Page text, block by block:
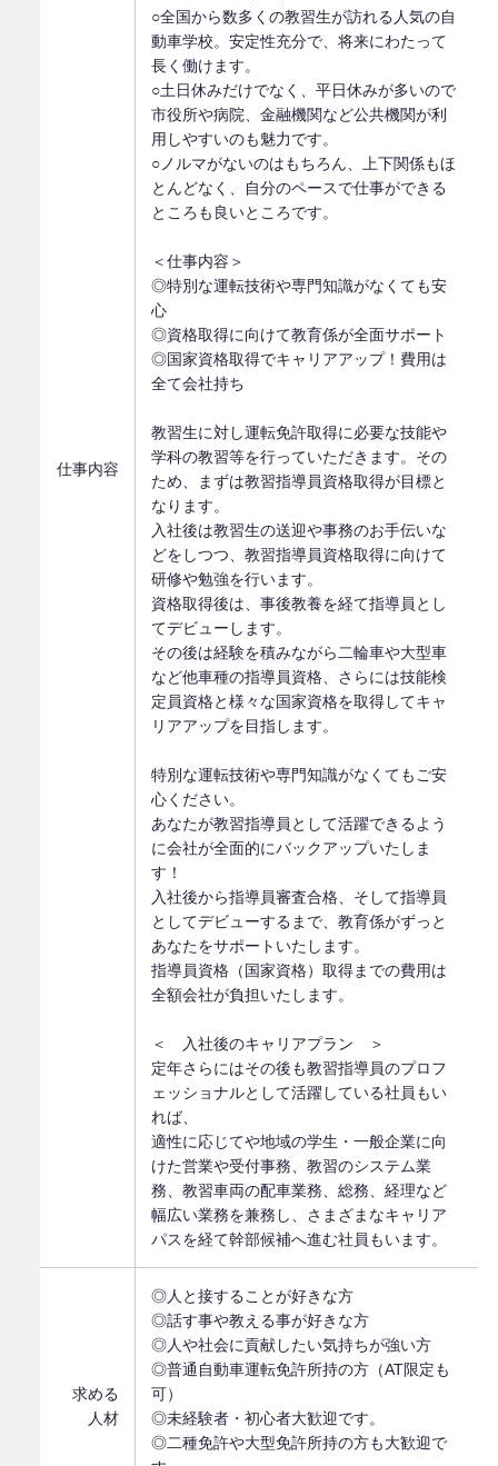
仕事内容
○全国から数多くの教習生が訪れる人気の自
動車学校。安定性充分で、将来にわたって
長く働けます。
○土日休みだけでなく、平日休みが多いので
市役所や病院、金融機関など公共機関が利
用しやすいのも魅力です。
○ノルマがないのはもちろん、上下関係もほ
とんどなく、自分のペースで仕事ができる
ところも良いところです。
＜仕事内容＞
◎特別な運転技術や専門知識がなくても安
心
◎資格取得に向けて教育係が全面サポート
◎国家資格取得でキャリアアップ！費用は
全て会社持ち
教習生に対し運転免許取得に必要な技能や
学科の教習等を行っていただきます。その
ため、まずは教習指導員資格取得が目標と
なります。
入社後は教習生の送迎や事務のお手伝いな
どをしつつ、教習指導員資格取得に向けて
研修や勉強を行います。
資格取得後は、事後教養を経て指導員とし
てデビューします。
その後は経験を積みながら二輪車や大型車
など他車種の指導員資格、さらには技能検
定員資格と様々な国家資格を取得してキャ
リアアップを目指します。
特別な運転技術や専門知識がなくてもご安
心ください。
あなたが教習指導員として活躍できるよう
に会社が全面的にバックアップいたしま
す！
入社後から指導員審査合格、そして指導員
としてデビューするまで、教育係がずっと
あなたをサポートいたします。
指導員資格（国家資格）取得までの費用は
全額会社が負担いたします。
＜ 入社後のキャリアプラン ＞
定年さらにはその後も教習指導員のプロフ
ェッショナルとして活躍している社員もい
れば、
適性に応じてや地域の学生・一般企業に向
けた営業や受付事務、教習のシステム業
務、教習車両の配車業務、総務、経理など
幅広い業務を兼務し、さまざまなキャリア
パスを経て幹部候補へ進む社員もいます。
求める
人材
◎人と接することが好きな方
◎話す事や教える事が好きな方
◎人や社会に貢献したい気持ちが強い方
◎普通自動車運転免許所持の方（AT限定も
可）
◎未経験者・初心者大歓迎です。
◎二種免許や大型免許所持の方も大歓迎で